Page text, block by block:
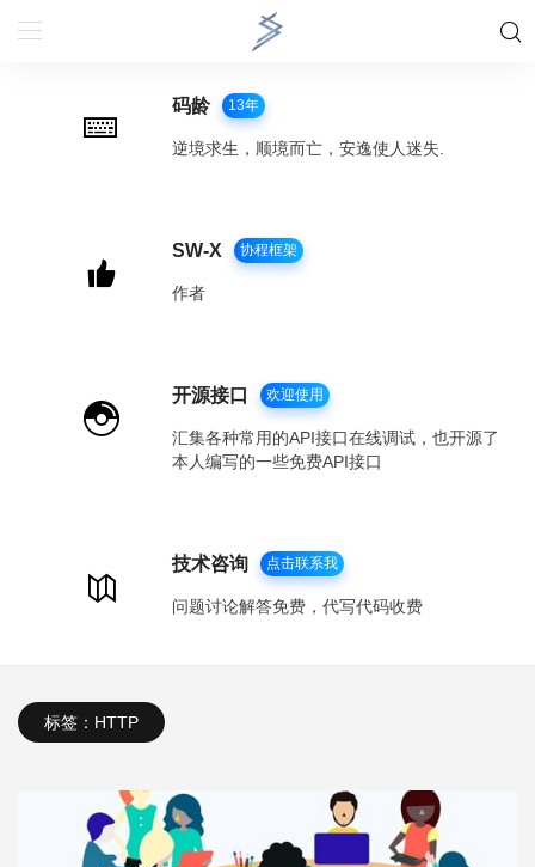
码龄 13年
逆境求生，顺境而亡，安逸使人迷失.
SW-X 协程框架
作者
开源接口 欢迎使用
汇集各种常用的API接口在线调试，也开源了
本人编写的一些免费API接口
技术咨询 点击联系我
问题讨论解答免费，代写代码收费
标签：HTTP